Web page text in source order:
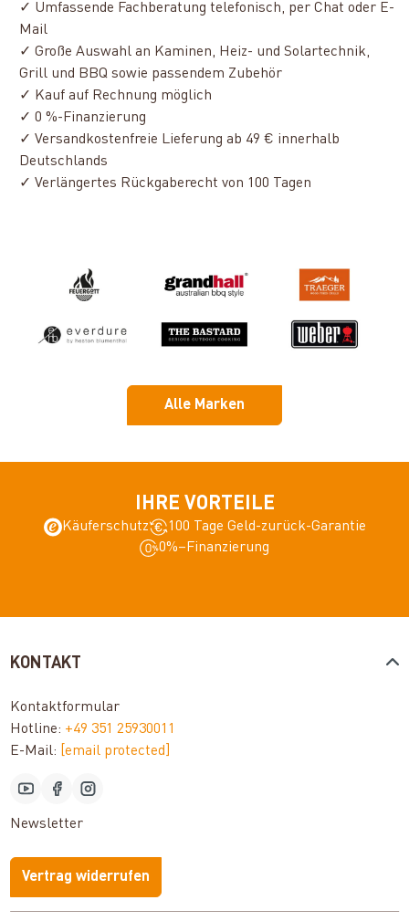
✓ Umfassende Fachberatung telefonisch, per Chat oder E-
Mail
✓ Große Auswahl an Kaminen, Heiz- und Solartechnik,
Grill und BBQ sowie passendem Zubehör
✓ Kauf auf Rechnung möglich
✓ 0 %-Finanzierung
✓ Versandkostenfreie Lieferung ab 49 € innerhalb
Deutschlands
✓ Verlängertes Rückgaberecht von 100 Tagen
Alle Marken
IHRE VORTEILE
Käuferschutz
100 Tage Geld-zurück-Garantie
0%–Finanzierung
KONTAKT
Kontaktformular
Hotline: +49 351 25930011
E-Mail:
[email protected]
Newsletter
Vertrag widerrufen